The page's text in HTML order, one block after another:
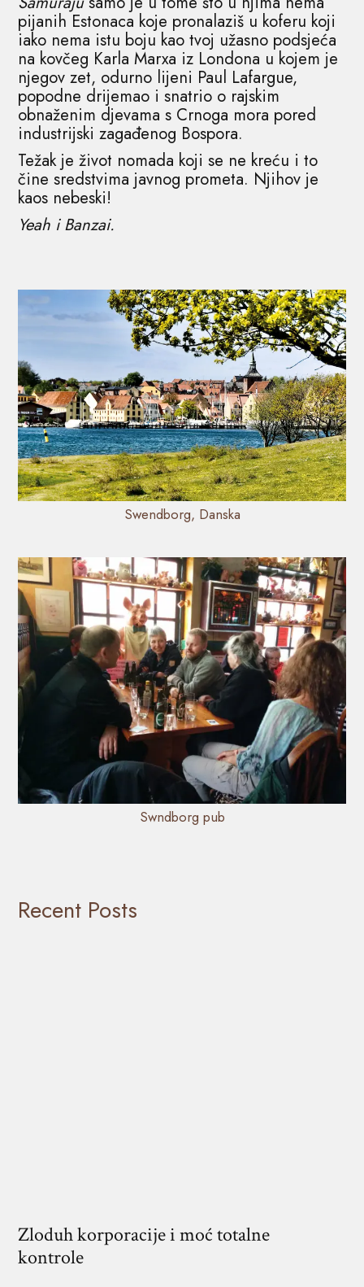
pijanih Estonaca koje pronalaziš u koferu koji
iako nema istu boju kao tvoj užasno podsjeća
na kovčeg Karla Marxa iz Londona u kojem je
njegov zet, odurno lijeni Paul Lafargue,
popodne drijemao i snatrio o rajskim
obnaženim djevama s Crnoga mora pored
industrijski zagađenog Bospora.
Težak je život nomada koji se ne kreću i to
čine sredstvima javnog prometa. Njihov je
kaos nebeski!
Yeah i Banzai.
Swendborg, Danska
Swndborg pub
Recent Posts
Zloduh korporacije i moć totalne
kontrole